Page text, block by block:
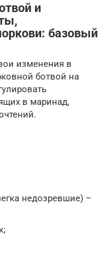
и
базовый
изменения в
ботвой на
в маринад,
недозревшие) –